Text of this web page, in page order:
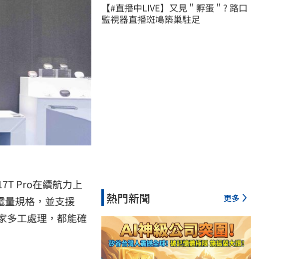
Pro在續航力上
量規格，並支援
多工處理，都能確
【#直播中LIVE】又見＂孵蛋＂? 路口
監視器直播斑鳩築巢駐足
熱門新聞 更多